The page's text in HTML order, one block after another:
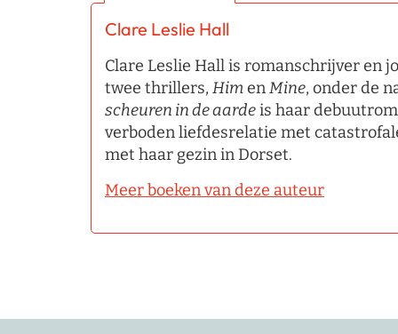
Clare Leslie Hall
Clare Leslie Hall is romanschrijver en
twee thrillers, HimenMine, onder de
scheuren in de aardeis haar
verboden liefdesrelatie met
met haar gezin in Dorset.
Meer boeken van deze auteur